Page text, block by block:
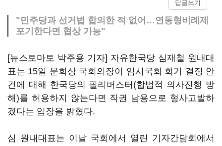
답글쓰기
"민주당과 선거법 합의한 적 없어…연동형비례제
포기한다면 협상 가능"
[뉴스토마토 박주용 기자] 자유한국당 심재철 원내대
표는 15일 문희상 국회의장이 임시국회 회기 결정 안
건에 대해 한국당의 필리버스터(합법적 의사진행 방
해)를 허용하지 않는다면 직권 남용으로 형사고발하
겠다는 입장을 밝혔다.
심 원내대표는 이날 국회에서 열린 기자간담회에서